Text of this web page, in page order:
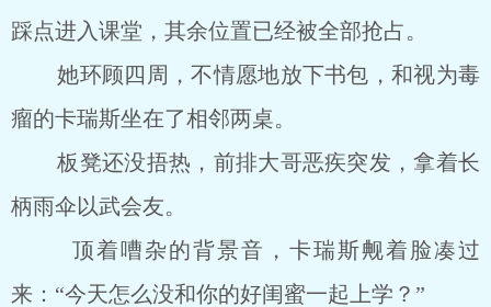
踩点进入课堂，其余位置已经被全部抢占。
她环顾四周，不情愿地放下书包，和视为毒
瘤的卡瑞斯坐在了相邻两桌。
板凳还没捂热，前排大哥恶疾突发，拿着长
柄雨伞以武会友。
顶着嘈杂的背景音，卡瑞斯觍着脸凑过
来：“今天怎么没和你的好闺蜜一起上学？”